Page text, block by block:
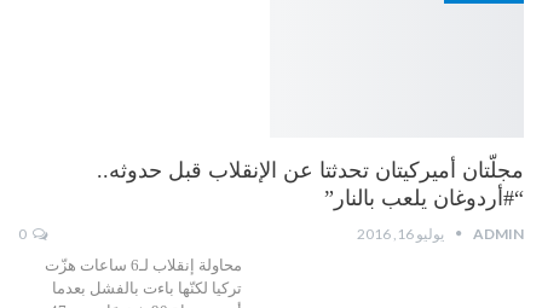
مجلّتان أميركيتان تحدثتا عن الإنقلاب قبل حدوثه..
“#أردوغان يلعب بالنار”
ADMIN يوليو 16, 2016
محاولة إنقلاب لـ6 ساعات هزّت
تركيا لكنّها باءت بالفشل بعدما